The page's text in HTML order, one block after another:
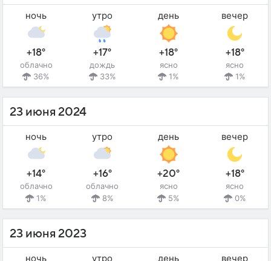
ночь
+18°
облачно
36%
утро
+17°
дождь
33%
день
+18°
ясно
1%
вечер
+18°
ясно
1%
23 июня 2024
ночь
+14°
облачно
1%
утро
+16°
облачно
8%
день
+20°
ясно
5%
вечер
+18°
ясно
0%
23 июня 2023
ночь утро день вечер